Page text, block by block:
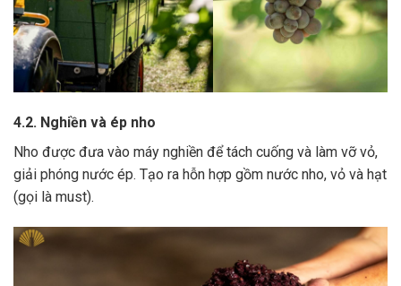
4.2. Nghiền và ép nho
Nho được đưa vào máy nghiền để tách cuống và làm vỡ vỏ,
giải phóng nước ép. Tạo ra hỗn hợp gồm nước nho, vỏ và hạt
(gọi là must).